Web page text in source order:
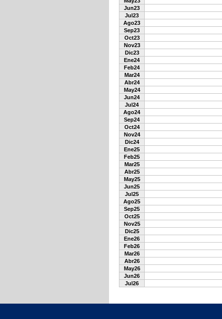
Jun23
Jul23
Ago23
Sep23
Oct23
Nov23
Dic23
Ene24
Feb24
Mar24
Abr24
May24
Jun24
Jul24
Ago24
Sep24
Oct24
Nov24
Dic24
Ene25
Feb25
Mar25
Abr25
May25
Jun25
Jul25
Ago25
Sep25
Oct25
Nov25
Dic25
Ene26
Feb26
Mar26
Abr26
May26
Jun26
Jul26